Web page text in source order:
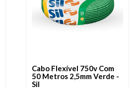
Cabo Flexível 750v Com
50 Metros 2,5mm Verde -
Sil